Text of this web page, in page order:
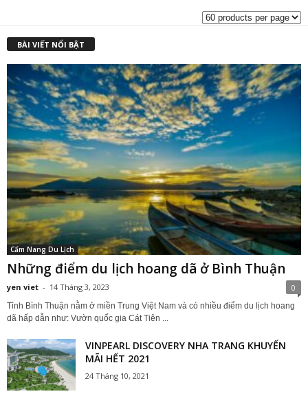
BÀI VIẾT NỔI BẬT
Cẩm Nang Du Lịch
Những điểm du lịch hoang dã ở Bình Thuận
yen viet - 14 Tháng 3, 2023 0
Tỉnh Bình Thuận nằm ở miền Trung Việt Nam và có nhiều điểm du lịch hoang
dã hấp dẫn như: Vườn quốc gia Cát Tiên ...
VINPEARL DISCOVERY NHA TRANG KHUYẾN
MÃI HẾT 2021
24 Tháng 10, 2021